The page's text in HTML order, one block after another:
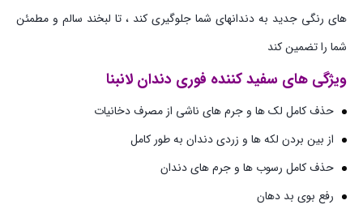
های رنگی جدید به دندانهای شما جلوگیری کند ، تا لبخند سالم و مطمئن
شما را تضمین کند
ویژگی های سفید کننده فوری دندان لانبنا
حذف کامل لک ها و جرم های ناشی از مصرف دخانیات
از بین بردن لکه ها و زردی دندان به طور کامل
حذف کامل رسوب ها و جرم های دندان
رفع بوی بد دهان